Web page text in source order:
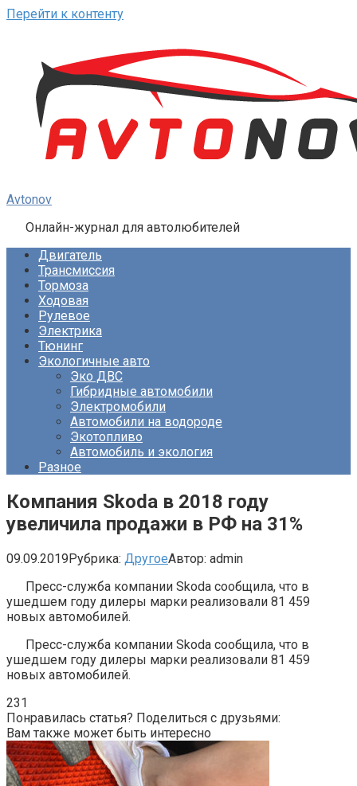
Перейти к контенту
Avtonov
Онлайн-журнал для автолюбителей
Двигатель
Трансмиссия
Тормоза
Ходовая
Рулевое
Электрика
Тюнинг
Экологичные авто
Эко ДВС
Гибридные автомобили
Электромобили
Автомобили на водороде
Экотопливо
Автомобиль и экология
Разное
Компания Skoda в 2018 году
увеличила продажи в РФ на 31%
09.09.2019Рубрика: ДругоеАвтор: admin
Пресс-служба компании Skoda сообщила, что в
ушедшем году дилеры марки реализовали 81 459
новых автомобилей.
Пресс-служба компании Skoda сообщила, что в
ушедшем году дилеры марки реализовали 81 459
новых автомобилей.
231
Понравилась статья? Поделиться с друзьями:
Вам также может быть интересно